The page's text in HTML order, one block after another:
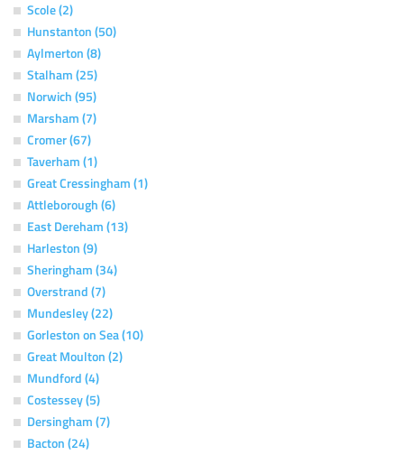
Scole (2)
Hunstanton (50)
Aylmerton (8)
Stalham (25)
Norwich (95)
Marsham (7)
Cromer (67)
Taverham (1)
Great Cressingham (1)
Attleborough (6)
East Dereham (13)
Harleston (9)
Sheringham (34)
Overstrand (7)
Mundesley (22)
Gorleston on Sea (10)
Great Moulton (2)
Mundford (4)
Costessey (5)
Dersingham (7)
Bacton (24)